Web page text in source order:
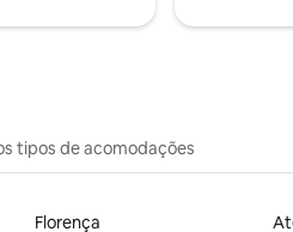
tipos de acomodações
Florença